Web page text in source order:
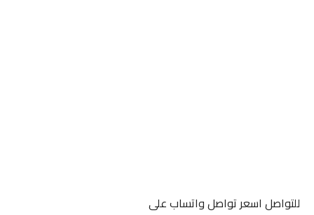
للتواصل اسعر تواصل واتساب على